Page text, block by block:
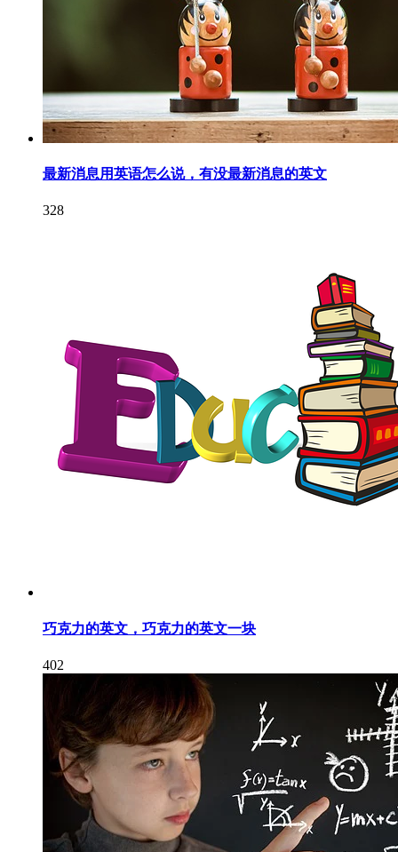
最新消息用英语怎么说，有没最新消息的英文
328
巧克力的英文，巧克力的英文一块
402